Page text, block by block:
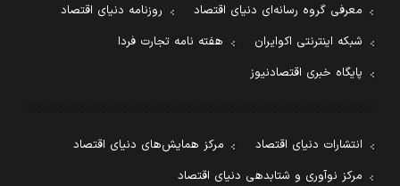
معرفی گروه رسانه‌ای دنیای اقتصاد
روزنامه دنیای اقتصاد
شبکه اینترنتی اکوایران
هفته نامه تجارت فردا
پایگاه خبری اقتصادنیوز
انتشارات دنیای اقتصاد
مرکز همایش‌های دنیای اقتصاد
مرکز نوآوری و شتابدهی دنیای اقتصاد